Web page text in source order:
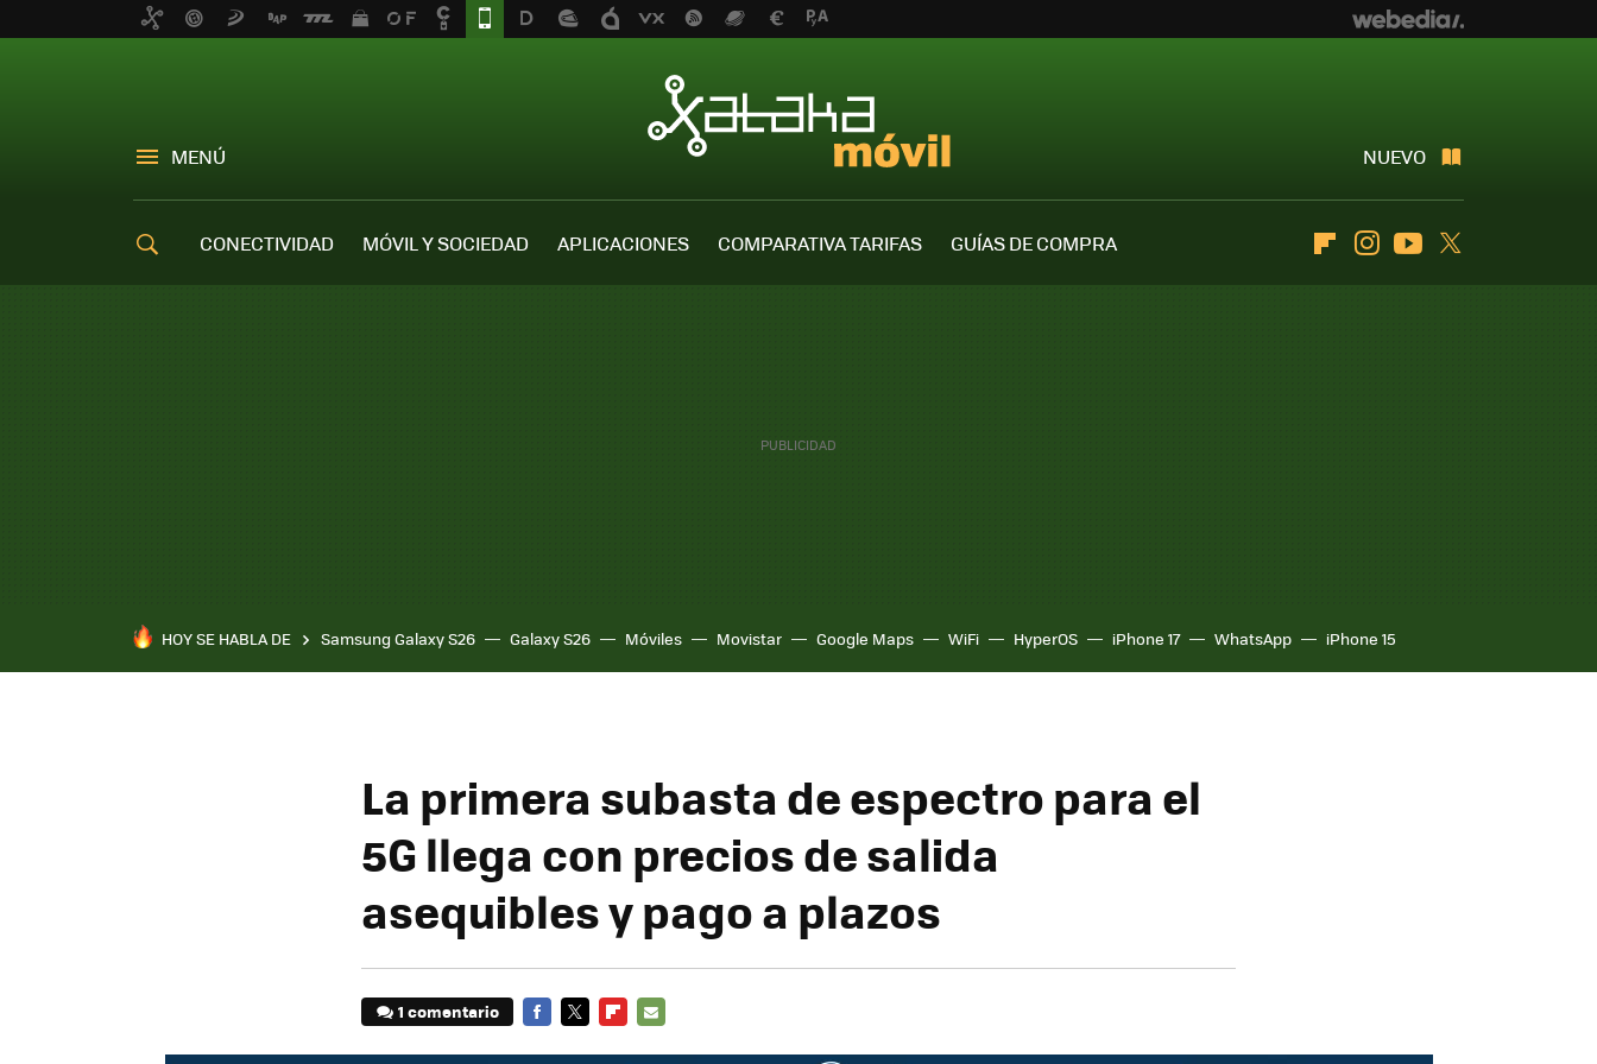
MENÚ NUEVO
CONECTIVIDAD MÓVIL Y SOCIEDAD APLICACIONES COMPARATIVA TARIFAS
GUÍAS DE COMPRA
FlipboardInstagramYoutube
HOY SE HABLA DE Samsung Galaxy S26 Galaxy S26 Móviles Movistar Google Maps WiFi HyperOS iPhone 17 WhatsApp iPhone 15
La primera subasta de espectro para el
5G llega con precios de salida
asequibles y pago a plazos
1 comentario